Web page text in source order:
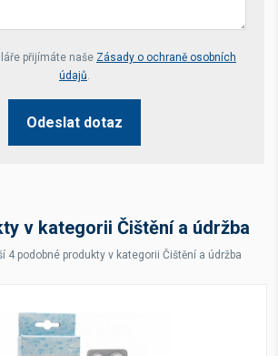
přijímáte naše Zásady o ochraně osobních
údajů.
Odeslat dotaz
v kategorii Čištění a údržba
4 podobné produkty v kategorii Čištění a údržba